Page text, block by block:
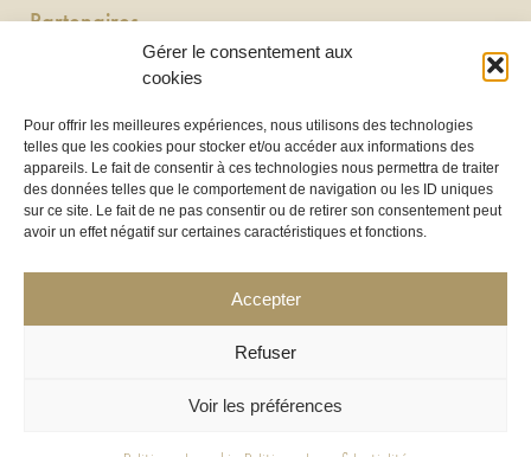
Gérer le consentement aux
cookies
Pour offrir les meilleures expériences, nous utilisons des technologies
telles que les cookies pour stocker et/ou accéder aux informations des
appareils. Le fait de consentir à ces technologies nous permettra de traiter
des données telles que le comportement de navigation ou les ID uniques
sur ce site. Le fait de ne pas consentir ou de retirer son consentement peut
avoir un effet négatif sur certaines caractéristiques et fonctions.
Accepter
Refuser
Voir les préférences
Partenaires
Newton discomobile
Location de tireuse à bière :
Les Frères Brasseurs à Aucamville
WWW.CERCLEDESIGN.FR